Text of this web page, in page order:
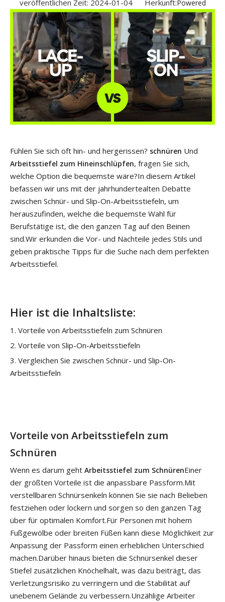
veröffentlichen Zeit: 2024-01-04 Herkunft:Powered
Fühlen Sie sich oft hin- und hergerissen? schnüren Und
Arbeitsstiefel zum Hineinschlüpfen, fragen Sie sich,
welche Option die bequemste wäre?In diesem Artikel
befassen wir uns mit der jahrhundertealten Debatte
zwischen Schnür- und Slip-On-Arbeitsstiefeln, um
herauszufinden, welche die bequemste Wahl für
Berufstätige ist, die den ganzen Tag auf den Beinen
sind.Wir erkunden die Vor- und Nachteile jedes Stils und
geben praktische Tipps für die Suche nach dem perfekten
Arbeitsstiefel.
Hier ist die Inhaltsliste:
1. Vorteile von Arbeitsstiefeln zum Schnüren
2. Vorteile von Slip-On-Arbeitsstiefeln
3. Vergleichen Sie zwischen Schnür- und Slip-On-
Arbeitsstiefeln
Vorteile von Arbeitsstiefeln zum
Schnüren
Wenn es darum geht Arbeitsstiefel zum SchnürenEiner
der größten Vorteile ist die anpassbare Passform.Mit
verstellbaren Schnürsenkeln können Sie sie nach Belieben
festziehen oder lockern und sorgen so den ganzen Tag
über für optimalen Komfort.Für Personen mit hohem
Fußgewölbe oder breiten Füßen kann diese Möglichkeit zur
Anpassung der Passform einen erheblichen Unterschied
machen.Darüber hinaus bieten die Schnürsenkel dieser
Stiefel zusätzlichen Knöchelhalt, was dazu beiträgt, das
Verletzungsrisiko zu verringern und die Stabilität auf
unebenem Gelände zu verbessern.Unzählige Arbeiter